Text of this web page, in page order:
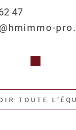
47
TOUTE